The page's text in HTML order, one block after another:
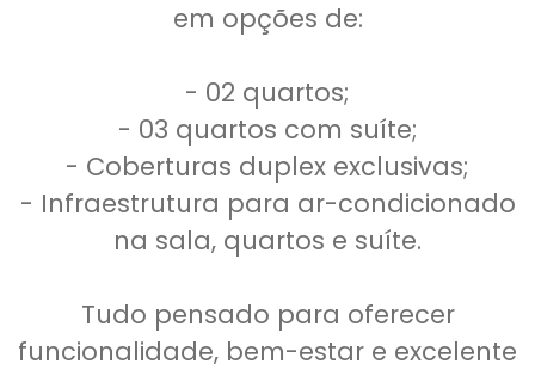
em opções de:
- 02 quartos;
- 03 quartos com suíte;
- Coberturas duplex exclusivas;
- Infraestrutura para ar-condicionado
na sala, quartos e suíte.
Tudo pensado para oferecer
funcionalidade, bem-estar e excelente